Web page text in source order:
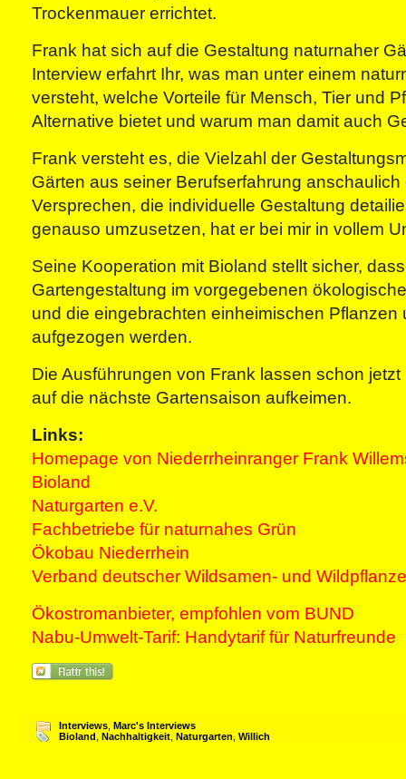
Trockenmauer errichtet.
Frank hat sich auf die Gestaltung naturnaher
Interview erfahrt Ihr, was man unter einem
versteht, welche Vorteile für Mensch, Tier und
Alternative bietet und warum man damit auch
Frank versteht es, die Vielzahl der
Gärten aus seiner Berufserfahrung
Versprechen, die individuelle Gestaltung
genauso umzusetzen, hat er bei mir in vollem
Seine Kooperation mit Bioland stellt sicher,
Gartengestaltung im vorgegebenen
und die eingebrachten einheimischen Pflanzen
aufgezogen werden.
Die Ausführungen von Frank lassen schon jetzt
auf die nächste Gartensaison aufkeimen.
Links:
Homepage von Niederrheinranger Frank
Bioland
Naturgarten e.V.
Fachbetriebe für naturnahes Grün
Ökobau Niederrhein
Verband deutscher Wildsamen- und
Ökostromanbieter, empfohlen vom BUND
Nabu-Umwelt-Tarif: Handytarif für Naturfreunde
Interviews Marc's Interviews
Bioland Nachhaltigkeit Naturgarten Willich